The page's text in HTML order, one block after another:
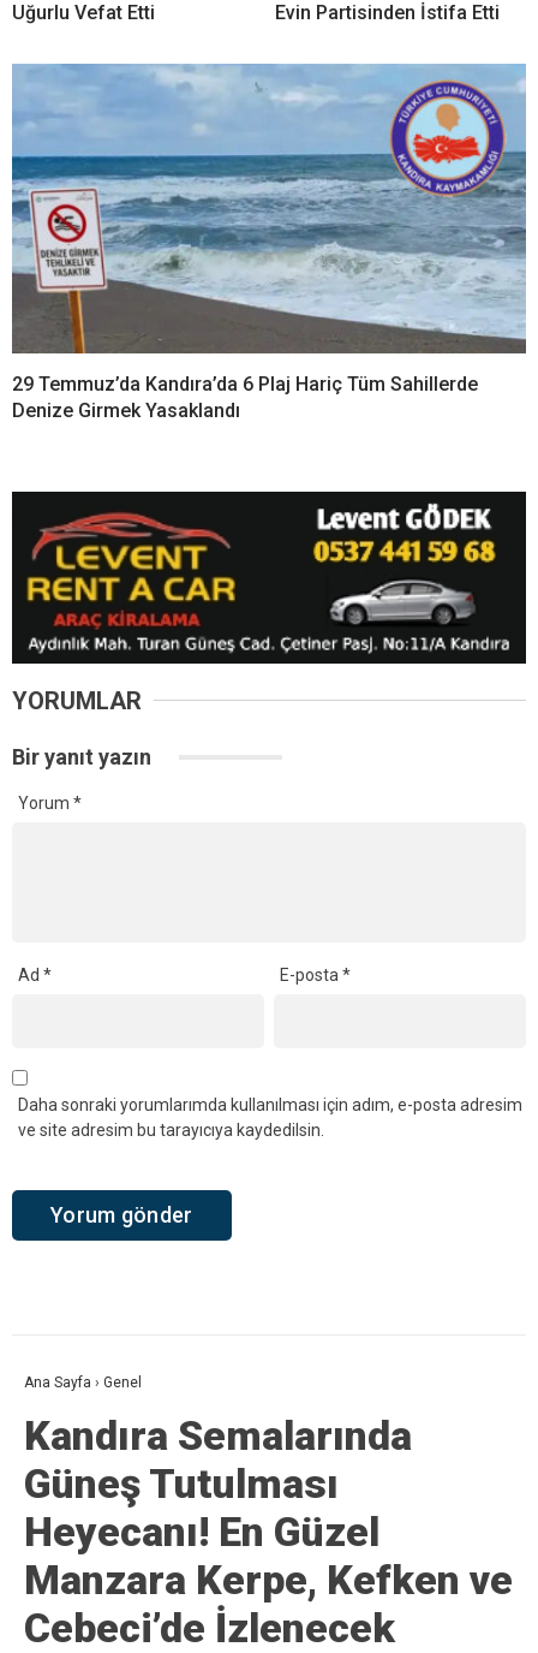
Uğurlu Vefat Etti
Evin Partisinden İstifa Etti
29 Temmuz’da Kandıra’da 6 Plaj Hariç Tüm Sahillerde
Denize Girmek Yasaklandı
YORUMLAR
Bir yanıt yazın
Yorum *
Ad * E-posta*
Daha sonraki yorumlarımda kullanılması için adım, e-posta adresim
ve site adresim bu tarayıcıya kaydedilsin.
Ana Sayfa › Genel
Kandıra Semalarında
Güneş Tutulması
Heyecanı! En Güzel
Manzara Kerpe, Kefken ve
Cebeci’de İzlenecek